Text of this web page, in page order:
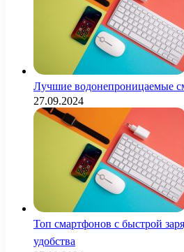
Лучшие водонепроницаемые
27.09.2024
Топ смартфонов с быстрой
удобства